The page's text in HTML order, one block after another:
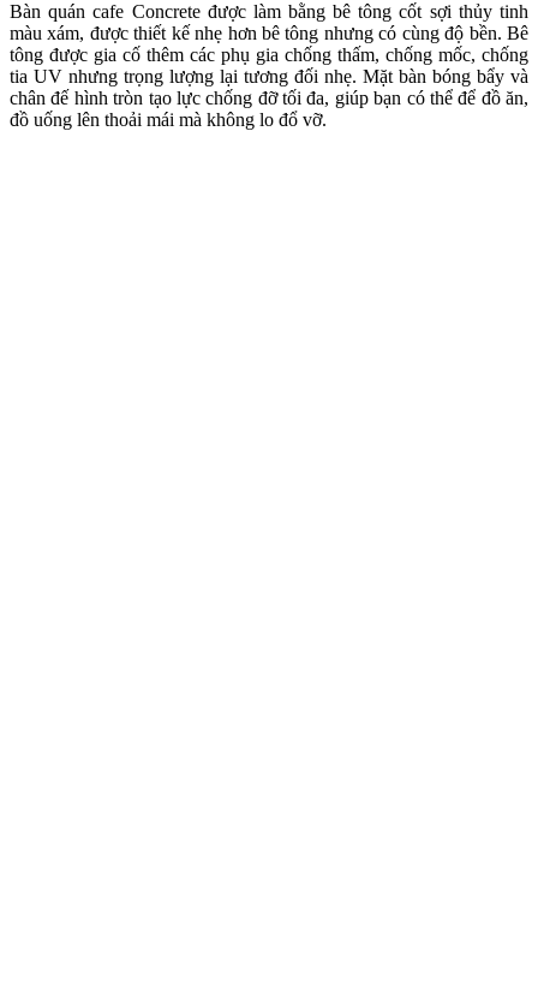
Bàn quán cafe Concrete được làm bằng bê tông cốt sợi thủy tinh
màu xám, được thiết kế nhẹ hơn bê tông nhưng có cùng độ bền. Bê
tông được gia cố thêm các phụ gia chống thấm, chống mốc, chống
tia UV nhưng trọng lượng lại tương đối nhẹ. Mặt bàn bóng bẩy và
chân đế hình tròn tạo lực chống đỡ tối đa, giúp bạn có thể để đồ ăn,
đồ uống lên thoải mái mà không lo đổ vỡ.